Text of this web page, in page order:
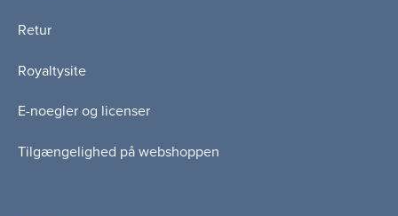
Retur
Royaltysite
E-noegler og licenser
Tilgængelighed på webshoppen